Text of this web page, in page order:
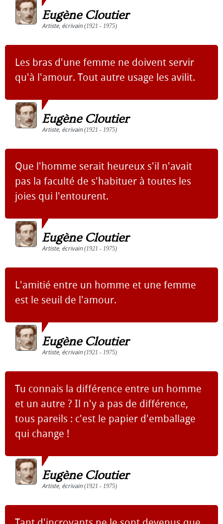
Eugène Cloutier
Artiste, écrivain(1921 - 1975)
Les bras d'une femme ne doivent servir
qu'à l'amour. Tout autre usage les avilit.
Eugène Cloutier
Artiste, écrivain(1921 - 1975)
Que l'homme serait heureux s'il n'avait
pas la faculté de s'habituer à toutes les
joies qui l'entourent.
Eugène Cloutier
Artiste, écrivain(1921 - 1975)
L'amitié entre un homme et une femme
est le seuil de l'amour.
Eugène Cloutier
Artiste, écrivain(1921 - 1975)
Tu connais la différence entre un homme
et un autre ? Il n'y a pas de différence,
tous pareils : c'est le papier d'emballage
qui change !
Eugène Cloutier
Artiste, écrivain(1921 - 1975)